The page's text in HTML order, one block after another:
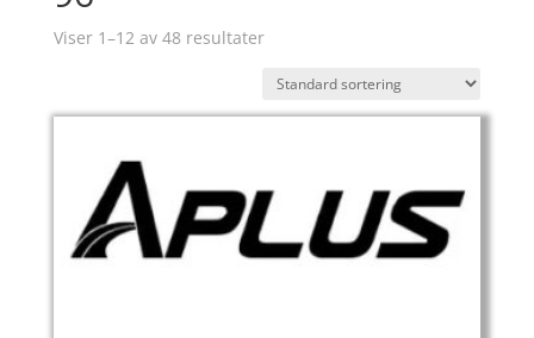
Viser 1–12 av 48 resultater